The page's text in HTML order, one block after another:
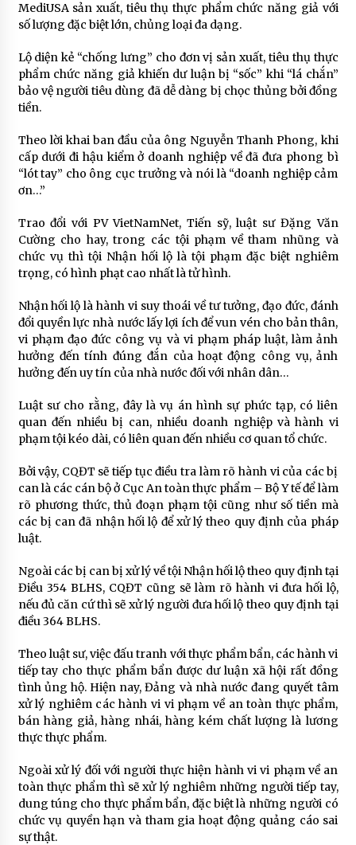
MediUSA sản xuất, tiêu thụ thực phẩm chức năng giả với
số lượng đặc biệt lớn, chủng loại đa dạng.
Lộ diện kẻ “chống lưng” cho đơn vị sản xuất, tiêu thụ thực
phẩm chức năng giả khiến dư luận bị “sốc” khi “lá chắn”
bảo vệ người tiêu dùng đã dễ dàng bị chọc thủng bởi đồng
tiền.
Theo lời khai ban đầu của ông Nguyễn Thanh Phong, khi
cấp dưới đi hậu kiểm ở doanh nghiệp về đã đưa phong bì
“lót tay” cho ông cục trưởng và nói là “doanh nghiệp cảm
ơn…”
Trao đổi với PV VietNamNet, Tiến sỹ, luật sư Đặng Văn
Cường cho hay, trong các tội phạm về tham nhũng và
chức vụ thì tội Nhận hối lộ là tội phạm đặc biệt nghiêm
trọng, có hình phạt cao nhất là tử hình.
Nhận hối lộ là hành vi suy thoái về tư tưởng, đạo đức, đánh
đổi quyền lực nhà nước lấy lợi ích để vun vén cho bản thân,
vi phạm đạo đức công vụ và vi phạm pháp luật, làm ảnh
hưởng đến tính đúng đắn của hoạt động công vụ, ảnh
hưởng đến uy tín của nhà nước đối với nhân dân…
Luật sư cho rằng, đây là vụ án hình sự phức tạp, có liên
quan đến nhiều bị can, nhiều doanh nghiệp và hành vi
phạm tội kéo dài, có liên quan đến nhiều cơ quan tổ chức.
Bởi vậy, CQĐT sẽ tiếp tục điều tra làm rõ hành vi của các bị
can là các cán bộ ở Cục An toàn thực phẩm – Bộ Y tế để làm
rõ phương thức, thủ đoạn phạm tội cũng như số tiền mà
các bị can đã nhận hối lộ để xử lý theo quy định của pháp
luật.
Ngoài các bị can bị xử lý về tội Nhận hối lộ theo quy định tại
Điều 354 BLHS, CQĐT cũng sẽ làm rõ hành vi đưa hối lộ,
nếu đủ căn cứ thì sẽ xử lý người đưa hối lộ theo quy định tại
điều 364 BLHS.
Theo luật sư, việc đấu tranh với thực phẩm bẩn, các hành vi
tiếp tay cho thực phẩm bẩn được dư luận xã hội rất đồng
tình ủng hộ. Hiện nay, Đảng và nhà nước đang quyết tâm
xử lý nghiêm các hành vi vi phạm về an toàn thực phẩm,
bán hàng giả, hàng nhái, hàng kém chất lượng là lương
thực thực phẩm.
Ngoài xử lý đối với người thực hiện hành vi vi phạm về an
toàn thực phẩm thì sẽ xử lý nghiêm những người tiếp tay,
dung túng cho thực phẩm bẩn, đặc biệt là những người có
chức vụ quyền hạn và tham gia hoạt động quảng cáo sai
sự thật.